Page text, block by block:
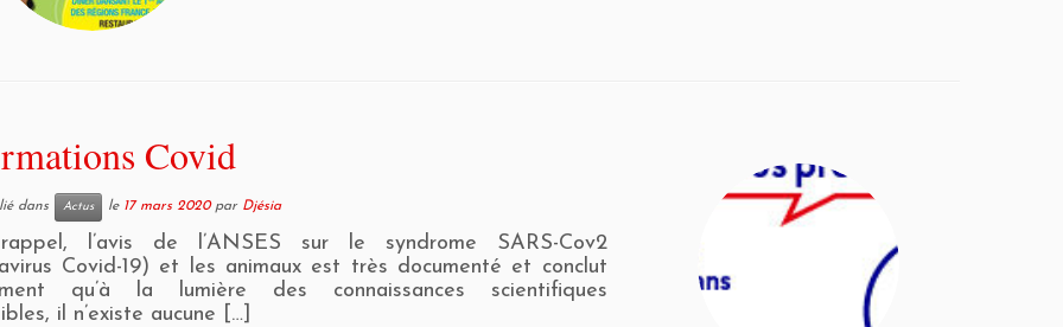
Covid
dans Actus le 17 mars 2020 par Djésia
l’avis de l’ANSES sur le syndrome SARS-Cov2
Covid-19) et les animaux est très documenté et conclut
qu’à la lumière des connaissances scientifiques
il n’existe aucune […]